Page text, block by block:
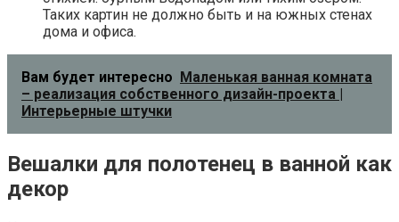
Понравилась статья? Поделиться с друзьями:
Вам также может быть интересно
Дизайн ванной